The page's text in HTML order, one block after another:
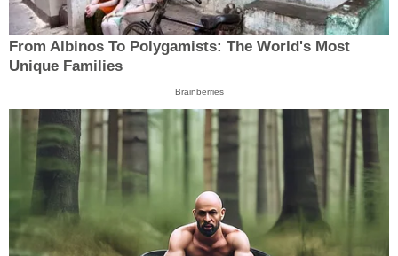
From Albinos To Polygamists: The World's Most
Unique Families
Brainberries